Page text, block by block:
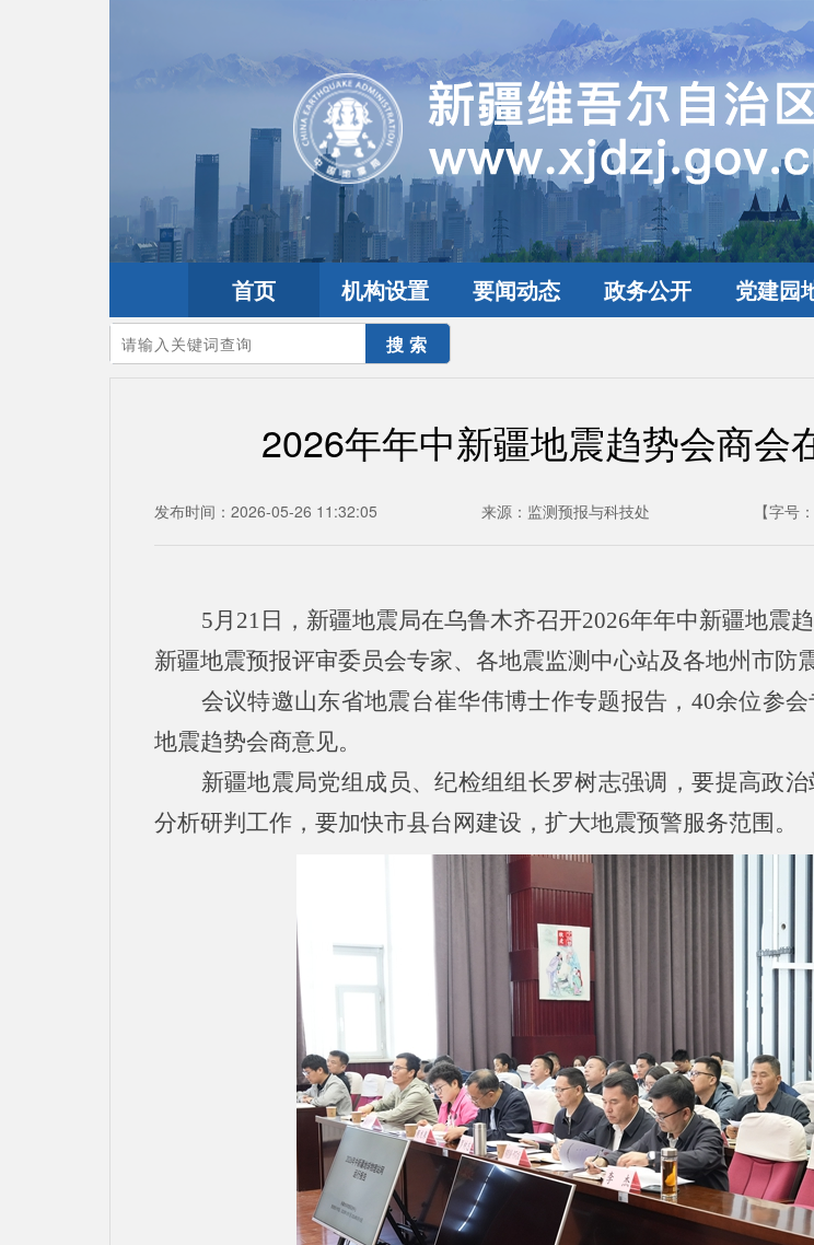
首页 机构设置 要闻动态 政务公开 党建园
您的当前位置：首页>要闻动态
2026年年中新疆地震趋势会商会
发布时间：2026-05-26 11:32:05 来源： 监测预报与科技处 【字号：
5月21日，新疆地震局在乌鲁木齐召开2026年年中新疆地震
新疆地震预报评审委员会专家、各地震监测中心站及各地州市防
会议特邀山东省地震台崔华伟博士作专题报告，40余位参
地震趋势会商意见。
新疆地震局党组成员、纪检组组长罗树志强调，要提高政
分析研判工作，要加快市县台网建设，扩大地震预警服务范围。